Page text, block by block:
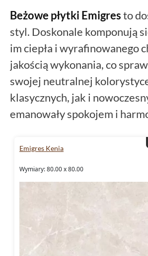
Beżowe płytki Emigresto
styl. Doskonale komponują
im ciepła i wyrafinowanego
jakością wykonania, co
swojej neutralnej
klasycznych, jak i
emanowały spokojem i
Emigres Kenia
Wymiary: 80.00 x 80.00